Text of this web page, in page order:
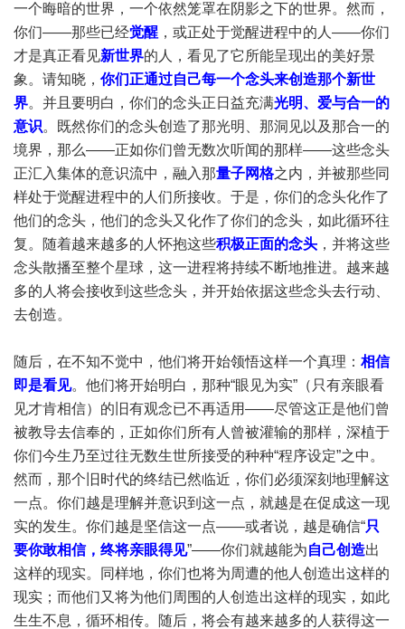
一个晦暗的世界，一个依然笼罩在阴影之下的世界。然而，
你们——那些已经觉醒 ，或正处于觉醒进程中的人——你们
才是真正看见新世界的人，看见了它所能呈现出的美好景
象。请知晓， 你们正通过自己每一个念头来创造那个新世
界。并且要明白，你们的念头正日益充满光明、爱与合一的
意识。既然你们的念头创造了那光明、那洞见以及那合一的
境界，那么——正如你们曾无数次听闻的那样——这些念头
正汇入集体的意识流中，融入那量子网格之内，并被那些同
样处于觉醒进程中的人们所接收。于是，你们的念头化作了
他们的念头，他们的念头又化作了你们的念头，如此循环往
复。随着越来越多的人怀抱这些积极正面的念头 ，并将这些
念头散播至整个星球，这一进程将持续不断地推进。越来越
多的人将会接收到这些念头，并开始依据这些念头去行动、
去创造。
随后，在不知不觉中，他们将开始领悟这样一个真理： 相信
即是看见。他们将开始明白，那种“眼见为实”（只有亲眼看
见才肯相信）的旧有观念已不再适用——尽管这正是他们曾
被教导去信奉的，正如你们所有人曾被灌输的那样，深植于
你们今生乃至过往无数生世所接受的种种“程序设定”之中。
然而，那个旧时代的终结已然临近，你们必须深刻地理解这
一点。你们越是理解并意识到这一点，就越是在促成这一现
实的发生。你们越是坚信这一点——或者说，越是确信“只
要你敢相信，终将亲眼得见”——你们就越能为自己创造出
这样的现实。同样地，你们也将为周遭的他人创造出这样的
现实；而他们又将为他们周围的人创造出这样的现实，如此
生生不息，循环相传。随后，将会有越来越多的人获得这一